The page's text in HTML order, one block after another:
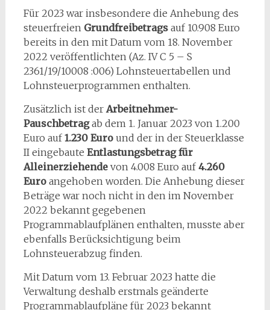
Für 2023 war insbesondere die Anhebung des
steuerfreienGrundfreibetragsauf 10.908 Euro
bereits in den mit Datum vom 18. November
2022 veröffentlichten (Az. IV C 5 – S
2361/19/10008 :006) Lohnsteuertabellen und
Lohnsteuerprogrammen enthalten.
Zusätzlich ist der Arbeitnehmer-
Pauschbetragab dem 1. Januar 2023 von 1.200
Euro auf1.230 Euround der in der Steuerklasse
II eingebaute Entlastungsbetrag für
Alleinerziehendevon 4.008 Euro auf4.260
Euroangehoben worden. Die Anhebung dieser
Beträge war noch nicht in den im November
2022 bekannt gegebenen
Programmablaufplänen enthalten, musste aber
ebenfalls Berücksichtigung beim
Lohnsteuerabzug finden.
Mit Datum vom 13. Februar 2023 hatte die
Verwaltung deshalb erstmals geänderte
Programmablaufpläne für 2023 bekannt